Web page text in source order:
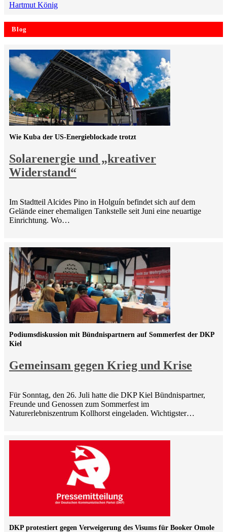
Hartmut König
Blog
Solarenergie und „kreativer
Widerstand“
Wie Kuba der US-Energieblockade trotzt
Im Stadtteil Alcides Pino in Holguín befindet sich auf dem
Gelände einer ehemaligen Tankstelle seit Juni eine neuartige
Einrichtung. Wo…
Gemeinsam gegen Krieg und Krise
Podiumsdiskussion mit Bündnispartnern auf Sommerfest der DKP
Kiel
Für Sonntag, den 26. Juli hatte die DKP Kiel Bündnispartner,
Freunde und Genossen zum Sommerfest im
Naturerlebniszentrum Kollhorst eingeladen. Wichtigster…
DKP protestiert gegen Verweigerung des Visums für Booker Omole